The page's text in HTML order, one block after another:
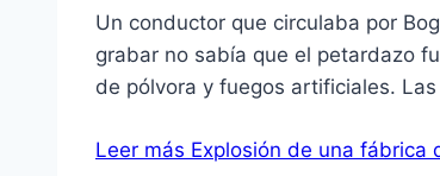
Un conductor que circulaba por
grabar no sabía que el petardazo
de pólvora y fuegos artificiales.
Leer más Explosión de una fábrica